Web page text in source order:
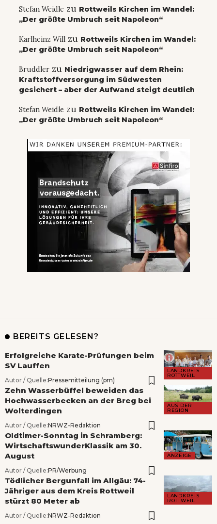
Stefan Weidle zu Rottweils Kirchen im Wandel:
„Der größte Umbruch seit Napoleon“
Karlheinz Will zu Rottweils Kirchen im Wandel:
„Der größte Umbruch seit Napoleon“
Bruddler zu Niedrigwasser auf dem Rhein:
Kraftstoffversorgung im Südwesten
gesichert – aber der Aufwand steigt deutlich
Stefan Weidle zu Rottweils Kirchen im Wandel:
„Der größte Umbruch seit Napoleon“
BEREITS GELESEN?
LANDKREIS
ROTTWEIL
Erfolgreiche Karate-Prüfungen beim
SV Lauffen
Autor / Quelle:Pressemitteilung (pm)
AUS DER
REGION
Zehn Wasserbüffel beweiden das
Hochwasserbecken an der Breg bei
Wolterdingen
Autor / Quelle:NRWZ-Redaktion
ANZEIGE
Oldtimer-Sonntag in Schramberg:
WirtschaftswunderKlassik am 30.
August
Autor / Quelle:PR/Werbung
LANDKREIS
ROTTWEIL
Tödlicher Bergunfall im Allgäu: 74-
Jähriger aus dem Kreis Rottweil
stürzt 80 Meter ab
Autor / Quelle:NRWZ-Redaktion